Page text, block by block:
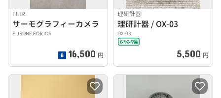
FLIR
サーモグラフィーカメラ
FLIRONE FOR IOS
16,500 円
理研計器
理研計器 / OX-03
OX-03
5,500 円